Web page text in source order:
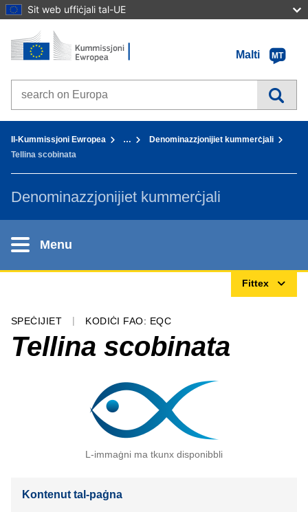
Sit web uffiċjali tal-UE
Mur fil-kontenut
Paġna Ewlenija - Il-Kummissjoni Ewropea
Malti
MT
Search on Europa websites
Il-Kummissjoni Ewropea …
Denominazzjonijiet kummerċjali
Tellina scobinata
Denominazzjonijiet kummerċjali
Menu
Fittex
SPEĊIJIET KODIĊI FAO: EQC
Tellina scobinata
L-immaġni ma tkunx disponibbli
Kontenut tal-paġna